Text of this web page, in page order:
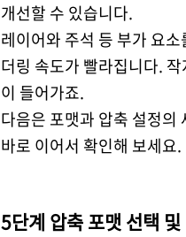
개선할 수 있습니다.
레이어와 주석 등 부가 요
더링 속도가 빨라집니다.
이 들어가죠.
다음은 포맷과 압축 설정의
바로 이어서 확인해 보세요.
5단계 압축 포맷 선택